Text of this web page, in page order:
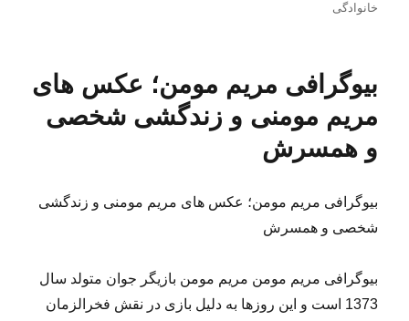
خانوادگی
بیوگرافی مریم مومن؛ عکس های
مریم مومنی و زندگشی شخصی
و همسرش
بیوگرافی مریم مومن؛ عکس های مریم مومنی و زندگشی
شخصی و همسرش
بیوگرافی مریم مومن مریم مومن بازیگر جوان متولد سال
1373 است و این روزها به دلیل بازی در نقش فخرالزمان